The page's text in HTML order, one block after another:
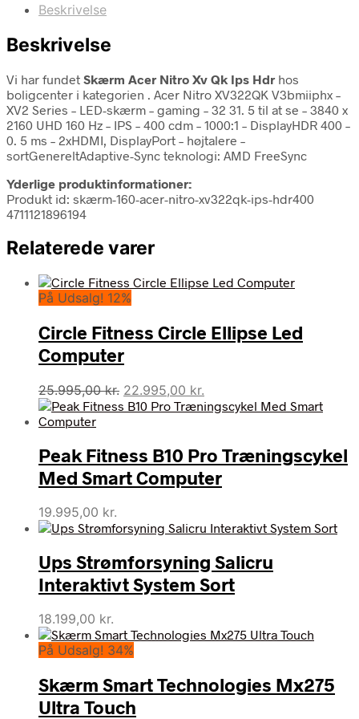
Beskrivelse
Beskrivelse
Vi har fundet Skærm Acer Nitro Xv Qk Ips Hdr hos
boligcenter i kategorien . Acer Nitro XV322QK V3bmiiphx –
XV2 Series – LED-skærm – gaming – 32 31. 5 til at se – 3840 x
2160 UHD 160 Hz – IPS – 400 cdm – 1000:1 – DisplayHDR 400 –
0. 5 ms – 2xHDMI, DisplayPort – højtalere –
sortGenereltAdaptive-Sync teknologi: AMD FreeSync
Yderlige produktinformationer:
Produkt id: skærm-160-acer-nitro-xv322qk-ips-hdr400
4711121896194
Relaterede varer
På Udsalg! 12%
Circle Fitness Circle Ellipse Led
Computer
25.995,00kr. Den
oprindelige
25.995,00 kr..
22.995,00 kr.
aktuelle
22.995,00 kr..
Peak Fitness B10 Pro Træningscykel
Med Smart Computer
19.995,00 kr.
Ups Strømforsyning Salicru
Interaktivt System Sort
18.199,00 kr.
På Udsalg! 34%
Skærm Smart Technologies Mx275
Ultra Touch